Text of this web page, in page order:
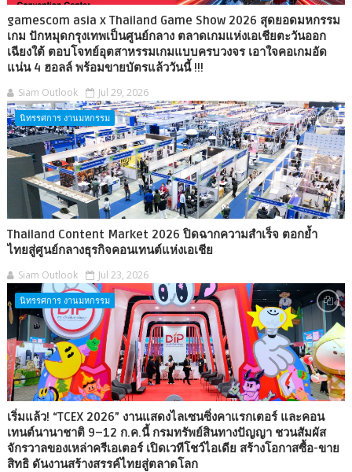
gamescom asia x Thailand Game Show 2026 สุดยอดมหกรรม
เกม ปักหมุดกรุงเทพเป็นศูนย์กลาง ตลาดเกมแห่งเอเชียตะวันออก
เฉียงใต้ ตอบโจทย์อุตสาหรรมเกมแบบครบวงจร เอาใจคอเกมอัด
แน่น 4 ฮอลล์ พร้อมขายบัตรแล้ววันนี้ !!!
Siam Outlook Jul 29, 2026
นิทรรศการ งานมหกรรม
Thailand Content Market 2026 ปิดฉากความสำเร็จ ตอกย้ำ
ไทยสู่ศูนย์กลางธุรกิจคอนเทนต์แห่งเอเชีย
Siam Outlook Jul 23, 2026
นิทรรศการ งานมหกรรม
เริ่มแล้ว! “TCEX 2026” งานแสดงไลเซนซิ่งคาแรกเตอร์ และคอน
เทนต์นานาชาติ 9–12 ก.ค.นี้ กรมทรัพย์สินทางปัญญา ชวนสัมผัส
จักรวาลของเหล่าครีเอเตอร์ เปิดเวทีโชว์ไอเดีย สร้างโอกาสซื้อ-ขาย
สิทธิ ดันงานสร้างสรรค์ไทยสู่ตลาดโลก